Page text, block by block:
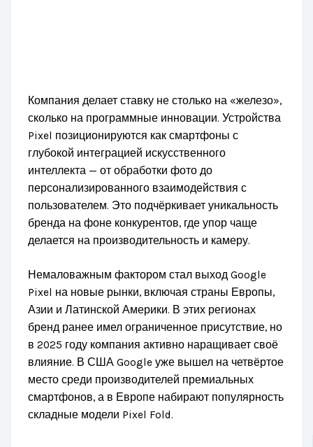
Компания делает ставку не столько на «железо»,
сколько на программные инновации. Устройства
Pixel позиционируются как смартфоны с
глубокой интеграцией искусственного
интеллекта — от обработки фото до
персонализированного взаимодействия с
пользователем. Это подчёркивает уникальность
бренда на фоне конкурентов, где упор чаще
делается на производительность и камеру.
Немаловажным фактором стал выход Google
Pixel на новые рынки, включая страны Европы,
Азии и Латинской Америки. В этих регионах
бренд ранее имел ограниченное присутствие, но
в 2025 году компания активно наращивает своё
влияние. В США Google уже вышел на четвёртое
место среди производителей премиальных
смартфонов, а в Европе набирают популярность
складные модели Pixel Fold.